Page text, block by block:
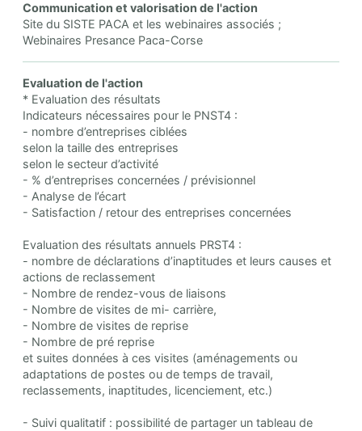
Communication et valorisation de l'action
Site du SISTE PACA et les webinaires associés ;
Webinaires Presance Paca-Corse
Evaluation de l'action
* Evaluation des résultats
Indicateurs nécessaires pour le PNST4 :
- nombre d’entreprises ciblées
selon la taille des entreprises
selon le secteur d’activité
- % d’entreprises concernées / prévisionnel
- Analyse de l’écart
- Satisfaction / retour des entreprises concernées
Evaluation des résultats annuels PRST4 :
- nombre de déclarations d’inaptitudes et leurs causes et
actions de reclassement
- Nombre de rendez-vous de liaisons
- Nombre de visites de mi- carrière,
- Nombre de visites de reprise
- Nombre de pré reprise
et suites données à ces visites (aménagements ou
adaptations de postes ou de temps de travail,
reclassements, inaptitudes, licenciement, etc.)
- Suivi qualitatif : possibilité de partager un tableau de